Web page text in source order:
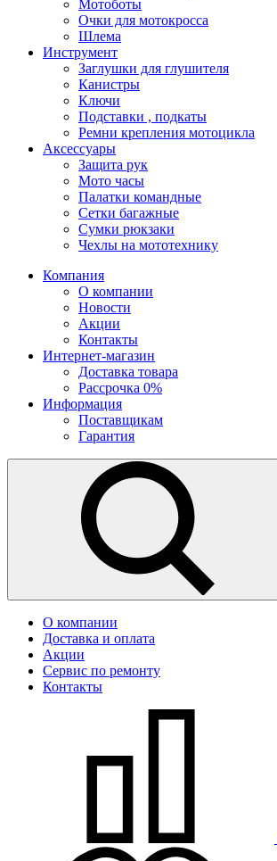
Мотоботы
Очки для мотокросса
Шлема
Инструмент
Заглушки для глушителя
Канистры
Ключи
Подставки , подкаты
Ремни крепления мотоцикла
Аксессуары
Защита рук
Мото часы
Палатки командные
Сетки багажные
Сумки рюкзаки
Чехлы на мототехнику
Компания
О компании
Новости
Акции
Контакты
Интернет-магазин
Доставка товара
Рассрочка 0%
Информация
Поставщикам
Гарантия
О компании
Доставка и оплата
Акции
Сервис по ремонту
Контакты